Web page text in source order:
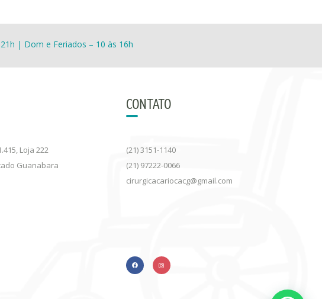
| Dom e Feriados – 10 às 16h
Loja 222
Guanabara
CONTATO
(21) 3151-1140
(21) 97222-0066
cirurgicacariocacg@gmail.com